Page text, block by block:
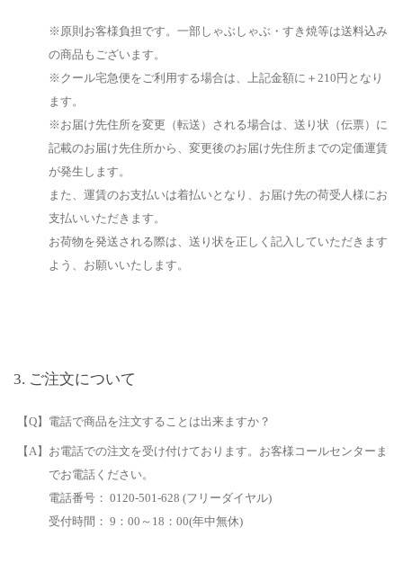
※原則お客様負担です。一部しゃぶしゃぶ・すき焼等は送料込み
の商品もございます。
※クール宅急便をご利用する場合は、上記金額に＋210円となり
ます。
※お届け先住所を変更（転送）される場合は、送り状（伝票）に
記載のお届け先住所から、変更後のお届け先住所までの定価運賃
が発生します。
また、運賃のお支払いは着払いとなり、お届け先の荷受人様にお
支払いいただきます。
お荷物を発送される際は、送り状を正しく記入していただきます
よう、お願いいたします。
ご注文について
【Q】電話で商品を注文することは出来ますか？
【A】お電話での注文を受け付けております。お客様コールセンターま
でお電話ください。
電話番号： 0120-501-628 (フリーダイヤル)
受付時間： 9：00～18：00(年中無休)